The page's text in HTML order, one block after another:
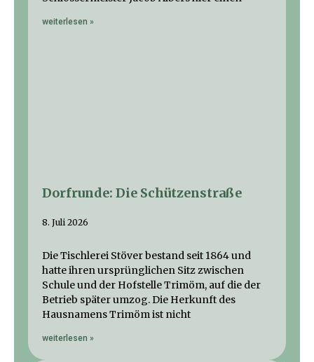
weiterlesen »
Dorfrunde: Die Schützenstraße
8. Juli 2026
Die Tischlerei Stöver bestand seit 1864 und
hatte ihren ursprünglichen Sitz zwischen
Schule und der Hofstelle Trimöm, auf die der
Betrieb später umzog. Die Herkunft des
Hausnamens Trimöm ist nicht
weiterlesen »